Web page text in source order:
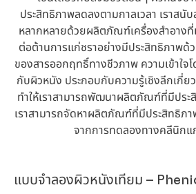
ปอยผมที่เตรียมไว้สำหรับการวัดแรงหวี
ประสิทธิภาพลดลงตามกาลเวลา เราสนั
หลากหลายด้วยผลิตภัณฑ์เครื่องสำอางที่
ต่อต้านการแก่ชราอย่างมีประสิทธิภาพ
ของสารออกฤทธิ์ทางชีวภาพ ความเข้าใจโ
กับผิวหนัง ประกอบกับความรู้เชิงลีกเกี่ย
ทำให้เราสามารถพัฒนาผลิตภัณฑ์ที่มีประ
เราสามารถจัดหาผลิตภัณฑ์ที่มีประสิทธิภ
จากการทดลองทางคลีนิกแ
แบบจำลองผิวหนังเทียม –